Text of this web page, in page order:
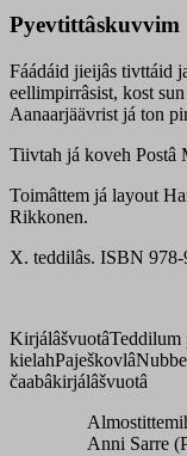
Pyevtittâskuvvim
Fáádáid jieijâs tivttáid
eellimpirrâsist, kost
Aanaarjäävrist já ton
Tiivtah já koveh Postâ
Toimâttem já layout
Rikkonen.
X. teddilâs. ISBN
KirjálâšvuotâTeddilum
kielahPaješkovlâ
čaabâkirjálâšvuotâ
Anni Sarre